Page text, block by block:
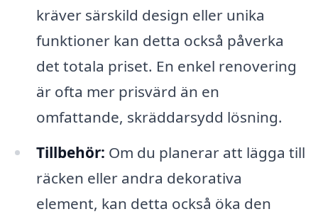
kräver särskild design eller unika
funktioner kan detta också påverka
det totala priset. En enkel renovering
är ofta mer prisvärd än en
omfattande, skräddarsydd lösning.
Tillbehör: Om du planerar att lägga till
räcken eller andra dekorativa
element, kan detta också öka den